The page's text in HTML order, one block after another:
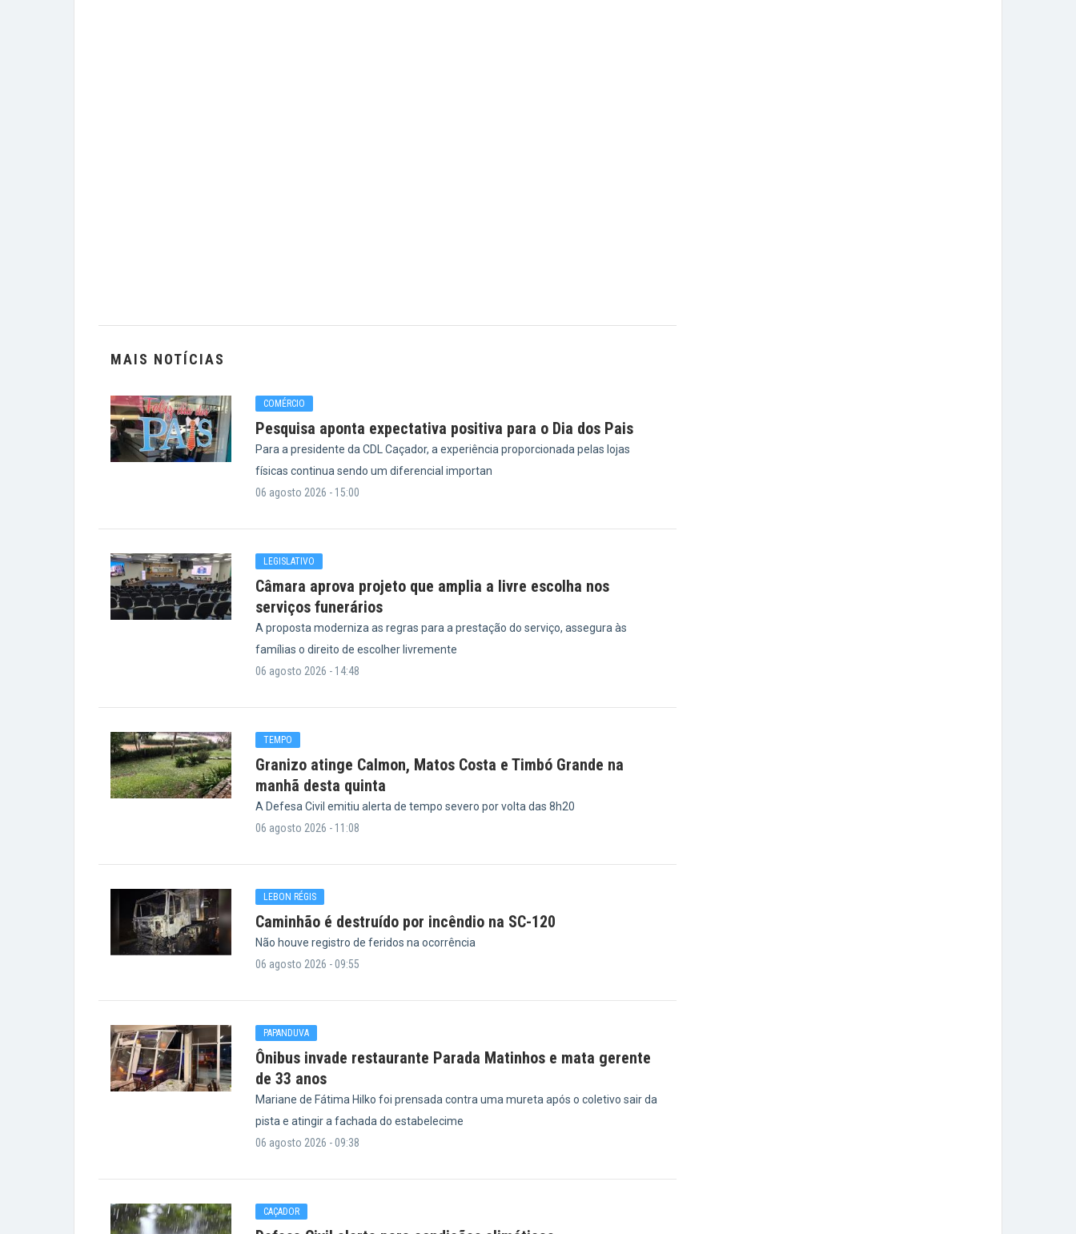
MAIS NOTÍCIAS
COMÉRCIO
Pesquisa aponta expectativa positiva para o Dia dos Pais
Para a presidente da CDL Caçador, a experiência proporcionada pelas lojas
físicas continua sendo um diferencial importan
06 agosto 2026 - 15:00
LEGISLATIVO
Câmara aprova projeto que amplia a livre escolha nos
serviços funerários
A proposta moderniza as regras para a prestação do serviço, assegura às
famílias o direito de escolher livremente
06 agosto 2026 - 14:48
TEMPO
Granizo atinge Calmon, Matos Costa e Timbó Grande na
manhã desta quinta
A Defesa Civil emitiu alerta de tempo severo por volta das 8h20
06 agosto 2026 - 11:08
LEBON RÉGIS
Caminhão é destruído por incêndio na SC-120
Não houve registro de feridos na ocorrência
06 agosto 2026 - 09:55
PAPANDUVA
Ônibus invade restaurante Parada Matinhos e mata gerente
de 33 anos
Mariane de Fátima Hilko foi prensada contra uma mureta após o coletivo sair da
pista e atingir a fachada do estabelecime
06 agosto 2026 - 09:38
CAÇADOR